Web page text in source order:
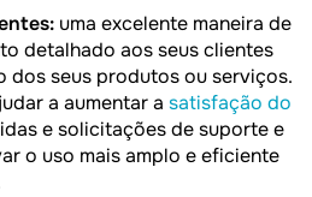
uma excelente maneira de
detalhado aos seus clientes
dos seus produtos ou serviços.
a aumentar a satisfação do
e solicitações de suporte e
o uso mais amplo e eficiente